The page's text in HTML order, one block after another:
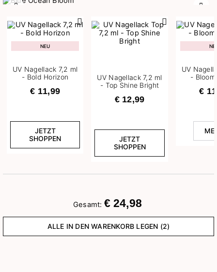
NEU
UV Nagellack 7,2 ml
- Bold Horizon
€ 11,99
JETZT
SHOPPEN
UV Nagellack 7,2 ml
- Top Shine Bright
€ 12,99
JETZT
SHOPPEN
UV
-
€
Gesamt: € 24,98
ALLE IN DEN WARENKORB LEGEN (2)